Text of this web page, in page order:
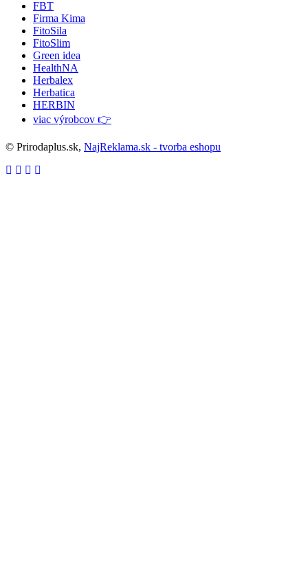
FBT
Firma Kima
FitoSila
FitoSlim
Green idea
HealthNA
Herbalex
Herbatica
HERBIN
viac výrobcov 👉
© Prirodaplus.sk, NajReklama.sk - tvorba eshopu